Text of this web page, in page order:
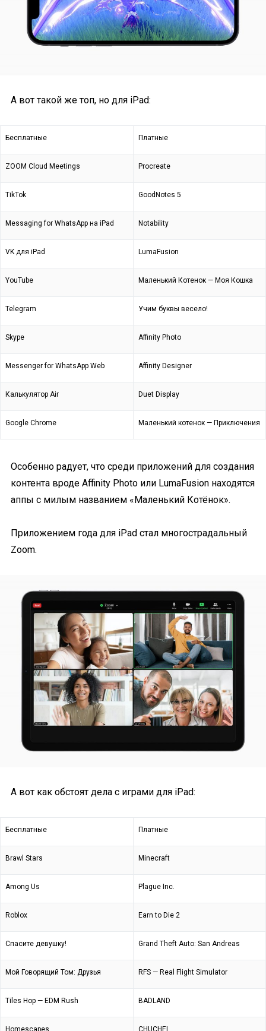
А вот такой же топ, но для iPad:
Бесплатные Платные
ZOOM Cloud Meetings Procreate
TikTok GoodNotes 5
Messaging for WhatsApp на iPad Notability
VK для iPad LumaFusion
YouTube Маленький Котенок — Моя Кошка
Telegram Учим буквы весело!
Skype Affinity Photo
Messenger for WhatsApp Web Affinity Designer
Калькулятор Air Duet Display
Google Chrome Маленький котенок — Приключения
Особенно радует, что среди приложений для создания
контента вроде Affinity Photo или LumaFusion находятся
аппы с милым названием «Маленький Котёнок».
Приложением года для iPad стал многострадальный
Zoom.
А вот как обстоят дела с играми для iPad:
Бесплатные Платные
Brawl Stars Minecraft
Among Us Plague Inc.
Roblox Earn to Die 2
Спасите девушку! Grand Theft Auto: San Andreas
Мой Говорящий Том: Друзья RFS — Real Flight Simulator
Tiles Hop — EDM Rush BADLAND
Homescapes CHUCHEL